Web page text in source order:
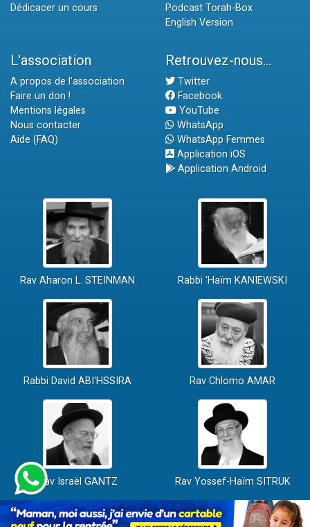
Dédicacer un cours
Podcast Torah-Box
English Version
L'association
A propos de l'association
Faire un don !
Mentions légales
Nous contacter
Aide (FAQ)
Retrouvez-nous...
Twitter
Facebook
YouTube
WhatsApp
WhatsApp Femmes
Application iOS
Application Android
Rav Aharon L. STEINMAN Rabbi 'Haïm KANIEWSKI
Rabbi David ABI'HSSIRA Rav Chlomo AMAR
Rav Israël GANTZ Rav Yossef-Haïm SITRUK